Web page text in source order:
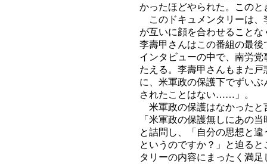
かったほどやられた。この
このドキュメンタリーは、
が互いに顔を合わせること
李壽甲さんはこの番組の最
インタビューの中で、南労
たえる。李壽甲さんもまた
に、米軍政の保護下でずい
されたことはない……」。
米軍政の保護はなかったと
「米軍政の保護無しにあの
と詰問し、「自分の思想と
というのですか？」と迫る
タリーの内容にまったく満